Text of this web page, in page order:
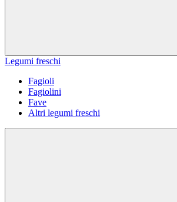
Legumi freschi
Fagioli
Fagiolini
Fave
Altri legumi freschi